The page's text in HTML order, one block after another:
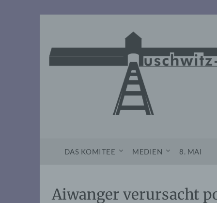
DAS KOMITEE MEDIEN 8. MAI
Aiwanger verursacht